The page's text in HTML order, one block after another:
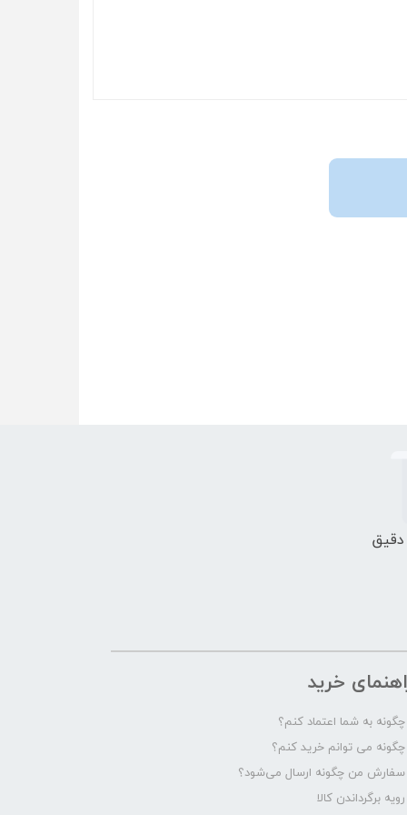
دقیق
خرید
چگونه به شما اعتماد کنم؟
چگونه می توانم خرید کنم؟
سفارش من چگونه ارسال می‌شود؟
رویه برگرداندن کالا